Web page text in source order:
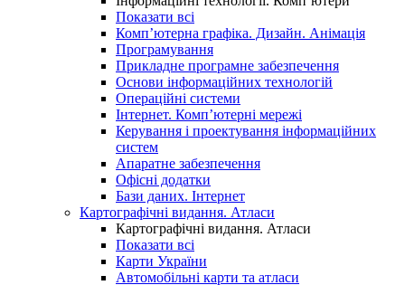
Показати всі
Комп’ютерна графіка. Дизайн. Анімація
Програмування
Прикладне програмне забезпечення
Основи інформаційних технологій
Операційні системи
Інтернет. Комп’ютерні мережі
Керування і проектування інформаційних
систем
Апаратне забезпечення
Офісні додатки
Бази даних. Інтернет
Картографічні видання. Атласи
Картографічні видання. Атласи
Показати всі
Карти України
Автомобільні карти та атласи